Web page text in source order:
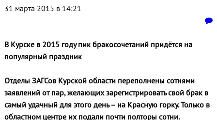
31 марта 2015 в 14:21
В Курске в 2015 году пик бракосочетаний придётся на
популярный праздник
Отделы ЗАГСов Курской области переполнены сотнями
заявлений от пар, желающих зарегистрировать свой брак в
самый удачный для этого день – на Красную горку. Только в
областном центре их подали почти полторы сотни.